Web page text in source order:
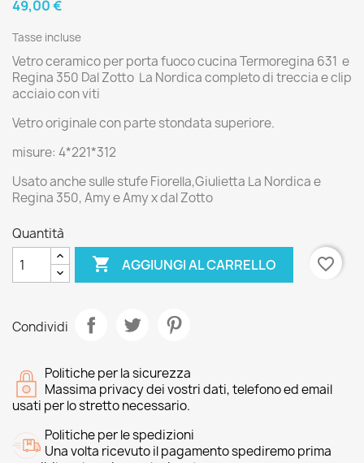
49,00 €
Tasse incluse
Vetro ceramico per porta fuoco cucina Termoregina 631 e
Regina 350 Dal Zotto La Nordica completo di treccia e clip
acciaio con viti
Vetro originale con parte stondata superiore.
misure: 4*221*312
Usato anche sulle stufe Fiorella,Giulietta La Nordica e
Regina 350, Amy e Amy x dal Zotto
Quantità
 AGGIUNGI AL CARRELLO favorite_border
Condividi
Politiche per la sicurezza
Massima privacy dei vostri dati, telefono ed email
usati per lo stretto necessario.
Politiche per le spedizioni
Una volta ricevuto il pagamento spediremo prima